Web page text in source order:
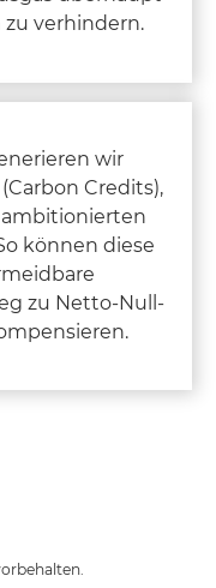
zu verhindern.
wir
(Carbon Credits),
ambitionierten
können diese
zu Netto-Null-